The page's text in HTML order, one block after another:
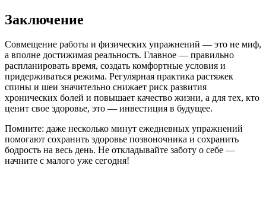
Заключение
Совмещение работы и физических упражнений — это не миф,
а вполне достижимая реальность. Главное — правильно
распланировать время, создать комфортные условия и
придерживаться режима. Регулярная практика растяжек
спины и шеи значительно снижает риск развития
хронических болей и повышает качество жизни, а для тех, кто
ценит свое здоровье, это — инвестиция в будущее.
Помните: даже несколько минут ежедневных упражнений
помогают сохранить здоровье позвоночника и сохранить
бодрость на весь день. Не откладывайте заботу о себе —
начните с малого уже сегодня!